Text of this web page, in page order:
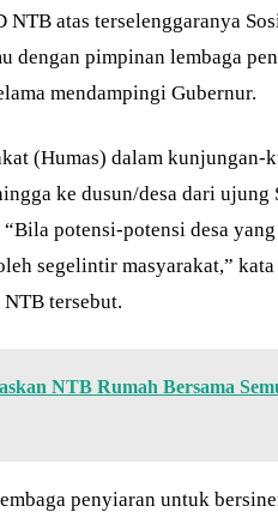
atas terselenggaranya
dengan pimpinan lembaga
mendampingi Gubernur.
(Humas) dalam kunjungan-
ke dusun/desa dari ujung
potensi-potensi desa
segelintir masyarakat,”
NTB tersebut.
NTB Rumah Bersama
penyiaran untuk